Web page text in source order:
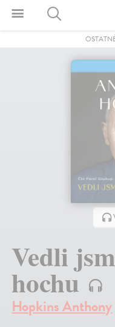
Vedli
hochu
Hopkins Anthony